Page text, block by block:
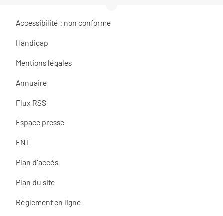
Accessibilité : non conforme
Handicap
Mentions légales
Annuaire
Flux RSS
Espace presse
ENT
Plan d'accès
Plan du site
Réglement en ligne